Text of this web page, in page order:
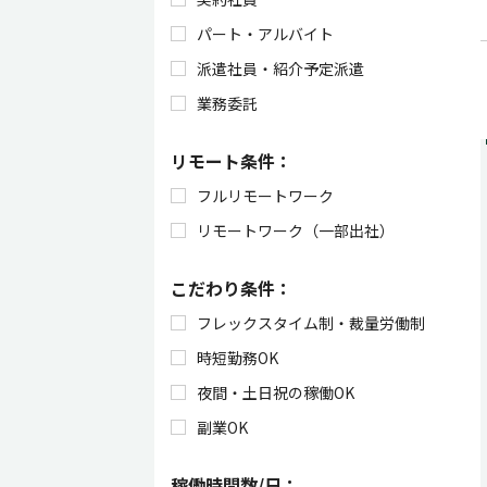
パート・アルバイト
派遣社員・紹介予定派遣
業務委託
リモート条件：
フルリモートワーク
リモートワーク（一部出社）
こだわり条件：
フレックスタイム制・裁量労働制
時短勤務OK
夜間・土日祝の稼働OK
副業OK